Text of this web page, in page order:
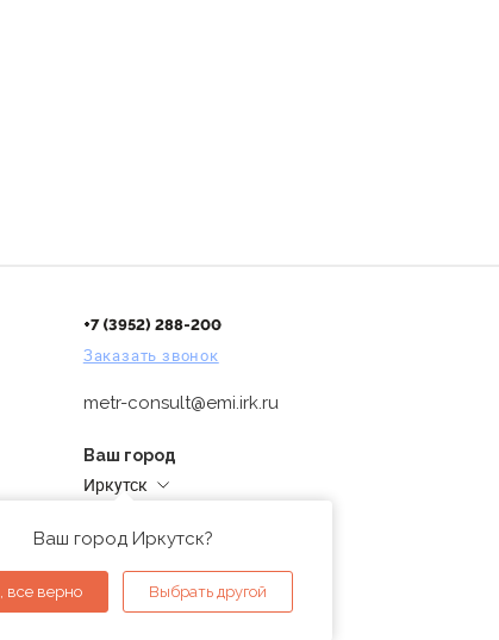
+7 (3952) 288-200
Заказать звонок
metr-consult@emi.irk.ru
Ваш город
Иркутск
Ваш город Иркутск?
все верно Выбрать другой